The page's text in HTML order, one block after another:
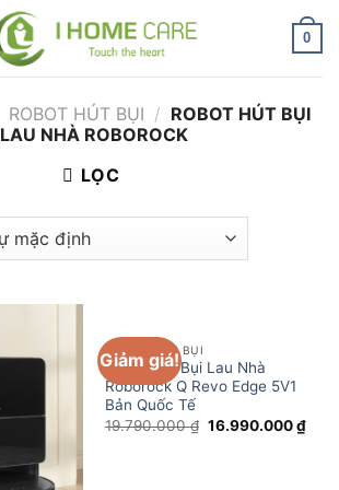
0
ROBOT HÚT BỤI / ROBOT HÚT BỤI
LAU NHÀ ROBOROCK
LỌC
Giảm giá!
ROBOT HÚT BỤI
Robot Hút Bụi Lau Nhà
Roborock Q Revo Edge 5V1
Bản Quốc Tế
19.790.000₫ Giá
16.990.000₫Giá
hiện